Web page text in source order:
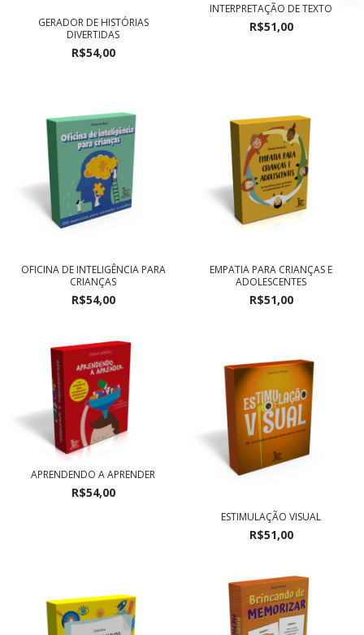
GERADOR DE HISTÓRIAS
DIVERTIDAS
R$54,00
INTERPRETAÇÃO DE TEXTO
R$51,00
OFICINA DE INTELIGÊNCIA PARA
CRIANÇAS
R$54,00
EMPATIA PARA CRIANÇAS E
ADOLESCENTES
R$51,00
APRENDENDO A APRENDER
R$54,00
ESTIMULAÇÃO VISUAL
R$51,00